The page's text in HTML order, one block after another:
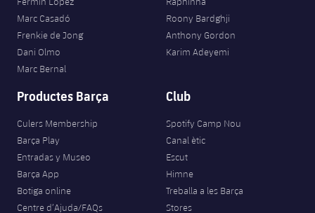
Marc Casadó
Frenkie de Jong
Dani Olmo
Marc Bernal
Roony Bardghji
Anthony Gordon
Karim Adeyemi
Productes Barça
Culers Membership
Barça Play
Entradas y Museo
Barça App
Botiga online
Centre d’Ajuda/FAQs
Club
Spotify Camp Nou
Canal ètic
Escut
Himne
Treballa a les Barça
Stores